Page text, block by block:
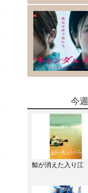
今
鯨が消えた入り江